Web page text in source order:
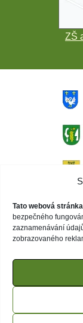
Tato webová
bezpečného
zaznamenávání
zobrazovaného
ZŠ